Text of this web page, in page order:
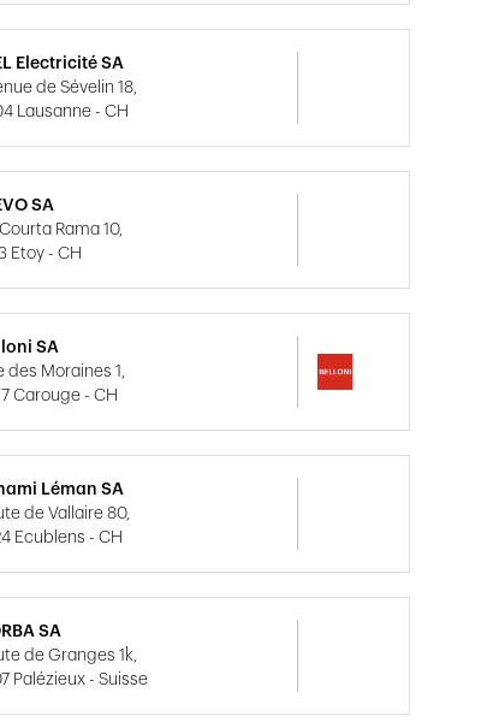
Electricité SA
de Sévelin 18,
Lausanne - CH
SA
Rama 10,
Etoy - CH
SA
des Moraines 1,
Carouge - CH
Léman SA
de Vallaire 80,
Ecublens - CH
SA
de Granges 1k,
Palézieux - Suisse